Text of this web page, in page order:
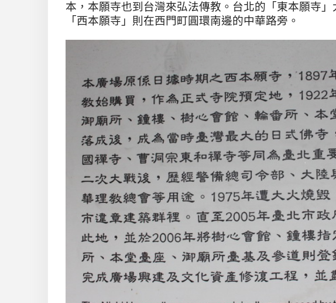
本，本願寺也到台灣來弘法傳教。台北的「東本願寺
「西本願寺」則在西門町圓環南邊的中華路旁。